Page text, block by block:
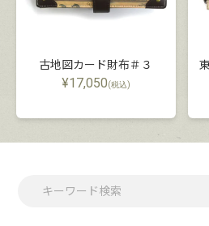
古地図カード財布＃３
¥17,050(税込)